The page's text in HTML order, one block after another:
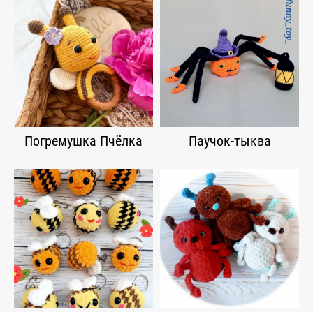
Погремушка Пчёлка Паучок-тыква